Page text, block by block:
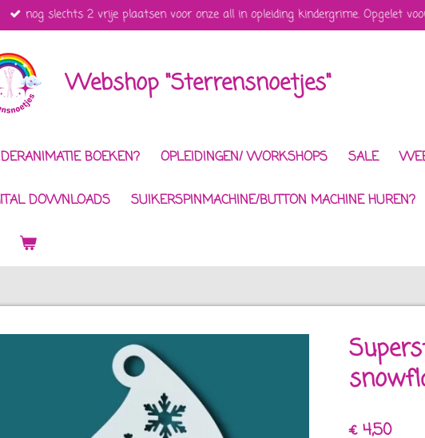
nog slechts 2 vrije plaatsen voor onze all in opleiding kindergrime. Opgelet
Webshop "Sterrensnoetjes"
BOEKEN? OPLEIDINGEN/ WORKSHOPS SALE
DOWNLOADS SUIKERSPINMACHINE/BUTTON MACHINE HUREN?
€ 4,50